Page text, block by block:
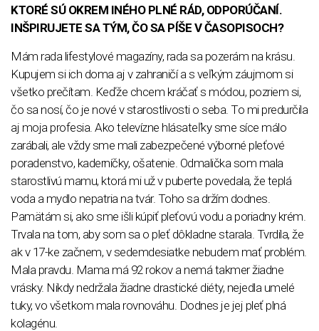
KTORÉ SÚ OKREM INÉHO PLNÉ RÁD, ODPORÚČANÍ.
INŠPIRUJETE SA TÝM, ČO SA PÍŠE V ČASOPISOCH?
Mám rada lifestylové magazíny, rada sa pozerám na krásu.
Kupujem si ich doma aj v zahraničí a s veľkým záujmom si
všetko prečítam. Keďže chcem kráčať s módou, pozriem si,
čo sa nosí, čo je nové v starostlivosti o seba. To mi predurčila
aj moja profesia. Ako televízne hlásateľky sme síce málo
zarábali, ale vždy sme mali zabezpečené výborné pleťové
poradenstvo, kaderníčky, ošatenie. Odmalička som mala
starostlivú mamu, ktorá mi už v puberte povedala, že teplá
voda a mydlo nepatria na tvár. Toho sa držím dodnes.
Pamätám si, ako sme išli kúpiť pleťovú vodu a poriadny krém.
Trvala na tom, aby som sa o pleť dôkladne starala. Tvrdila, že
ak v 17-ke začnem, v sedemdesiatke nebudem mať problém.
Mala pravdu. Mama má 92 rokov a nemá takmer žiadne
vrásky. Nikdy nedržala žiadne drastické diéty, nejedla umelé
tuky, vo všetkom mala rovnováhu. Dodnes je jej pleť plná
kolagénu.